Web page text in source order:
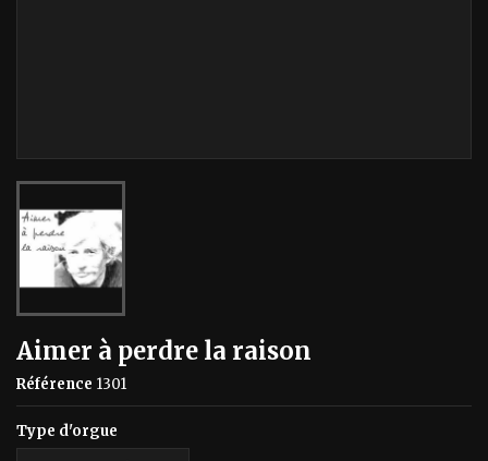
Aimer à perdre la raison
Référence 1301
Type d'orgue